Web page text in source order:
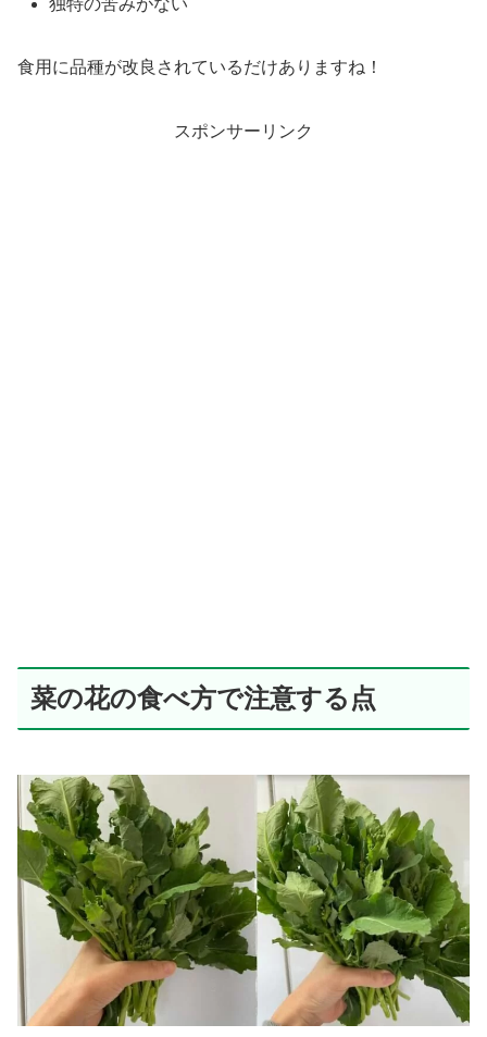
食用に品種が改良されているだけありますね！
スポンサーリンク
菜の花の食べ方で注意する点